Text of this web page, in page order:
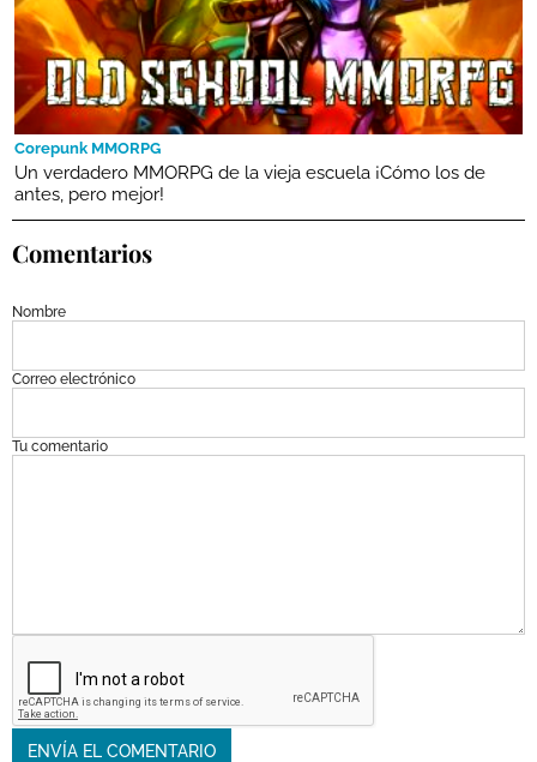
Corepunk MMORPG
Un verdadero MMORPG de la vieja escuela ¡Cómo los de
antes, pero mejor!
Comentarios
Nombre
Correo electrónico
Tu comentario